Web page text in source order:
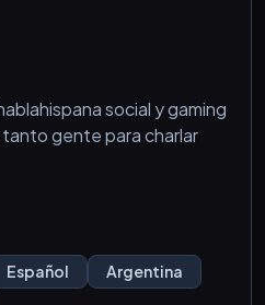
social y gaming
gente para charlar
Español
Argentina